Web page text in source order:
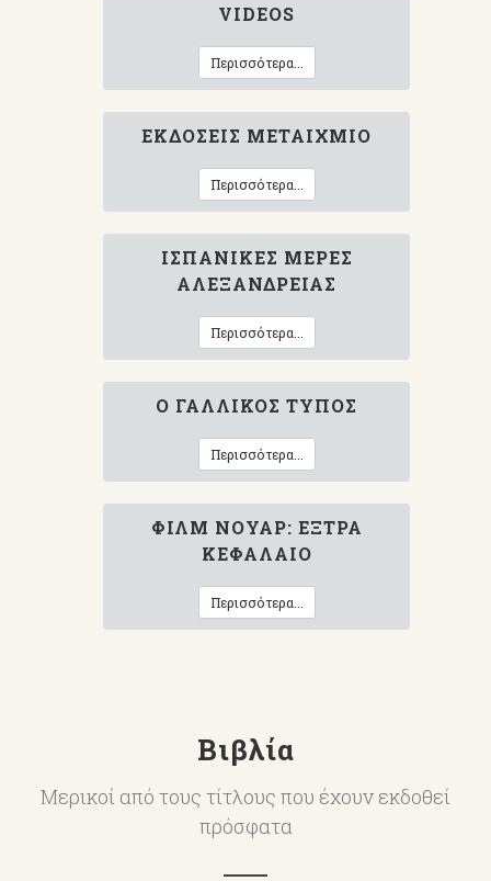
VIDEOS
Περισσότερα...
ΕΚΔΌΣΕΙΣ ΜΕΤΑΊΧΜΙΟ
Περισσότερα...
ΙΣΠΑΝΙΚΈΣ ΜΈΡΕΣ
ΑΛΕΞΆΝΔΡΕΙΑΣ
Περισσότερα...
Ο ΓΑΛΛΙΚΌΣ ΤΎΠΟΣ
Περισσότερα...
ΦΙΛΜ ΝΟΥΆΡ: ΈΞΤΡΑ
ΚΕΦΆΛΑΙΟ
Περισσότερα...
Βιβλία
Μερικοί από τους τίτλους που έχουν εκδοθεί
πρόσφατα